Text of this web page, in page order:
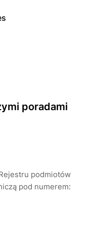
poradami
podmiotów
pod numerem: